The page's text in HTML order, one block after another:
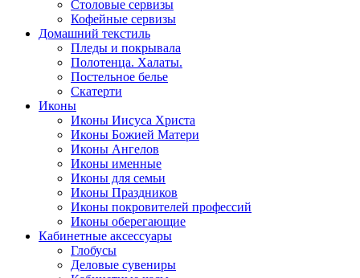
Столовые сервизы
Кофейные сервизы
Домашний текстиль
Пледы и покрывала
Полотенца. Халаты.
Постельное белье
Скатерти
Иконы
Иконы Иисуса Христа
Иконы Божией Матери
Иконы Ангелов
Иконы именные
Иконы для семьи
Иконы Праздников
Иконы покровителей профессий
Иконы оберегающие
Кабинетные аксессуары
Глобусы
Деловые сувениры